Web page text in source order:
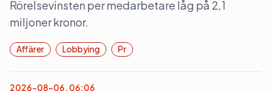
Rörelsevinsten per medarbetare låg på 2,1
miljoner kronor.
Affärer Lobbying Pr
2026-08-06, 06:06